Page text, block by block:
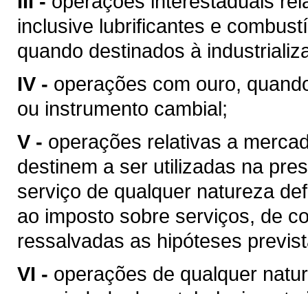
inclusive lubrificantes e
quando destinados à
IV - operações com ouro,
ou instrumento cambial;
V - operações relativas a
destinem a ser utilizadas na
serviço de qualquer natureza
ao imposto sobre serviços, de
ressalvadas as hipóteses
VI - operações de qualquer